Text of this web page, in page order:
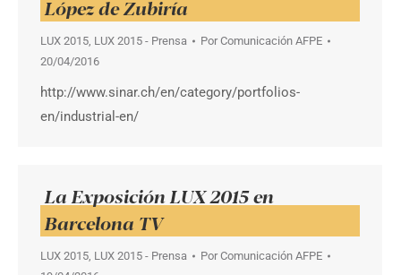
López de Zubiría
LUX 2015, LUX 2015 - Prensa PorComunicación AFPE
20/04/2016
http://www.sinar.ch/en/category/portfolios-
en/industrial-en/
La Exposición LUX 2015 en
Barcelona TV
LUX 2015, LUX 2015 - Prensa PorComunicación AFPE